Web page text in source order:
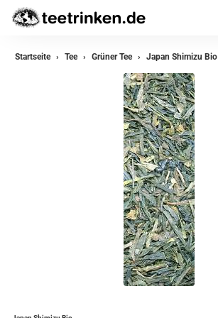
zurück
Teemischungen
Startseite Tee Grüner Tee Japan Shimizu Bio